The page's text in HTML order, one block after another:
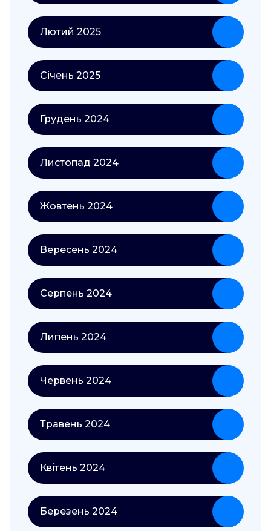
Лютий 2025
Січень 2025
Грудень 2024
Листопад 2024
Жовтень 2024
Вересень 2024
Серпень 2024
Липень 2024
Червень 2024
Травень 2024
Квітень 2024
Березень 2024